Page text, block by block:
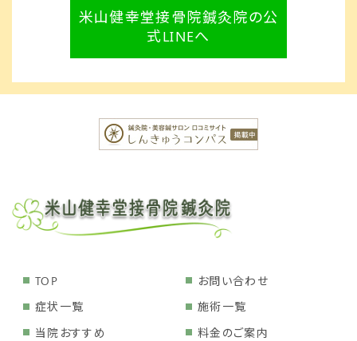
米山健幸堂接骨院鍼灸院の公
式LINEへ
TOP
お問い合わせ
症状一覧
施術一覧
当院おすすめ
料金のご案内